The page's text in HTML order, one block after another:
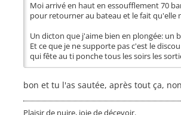
Moi arrivé en haut en essoufflement 70
pour retourner au bateau et le fait qu'elle
Un dicton que j'aime bien en plongée: un
Et ce que je ne supporte pas c'est le
qui fête au ti ponche tous les soirs les
bon et tu l'as sautée, après tout ça,
Plaisir de nuire, joie de décevoir.